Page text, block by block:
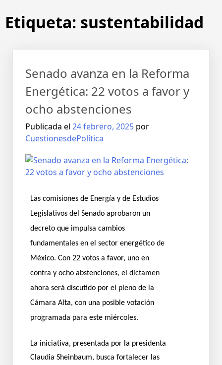
Etiqueta: sustentabilidad
Senado avanza en la Reforma
Energética: 22 votos a favor y
ocho abstenciones
Publicada el 24 febrero, 2025 por
CuestionesdePolítica
Las comisiones de Energía y de Estudios
Legislativos del Senado aprobaron un
decreto que impulsa cambios
fundamentales en el sector energético de
México. Con 22 votos a favor, uno en
contra y ocho abstenciones, el dictamen
ahora será discutido por el pleno de la
Cámara Alta, con una posible votación
programada para este miércoles.
La iniciativa, presentada por la presidenta
Claudia Sheinbaum, busca fortalecer las